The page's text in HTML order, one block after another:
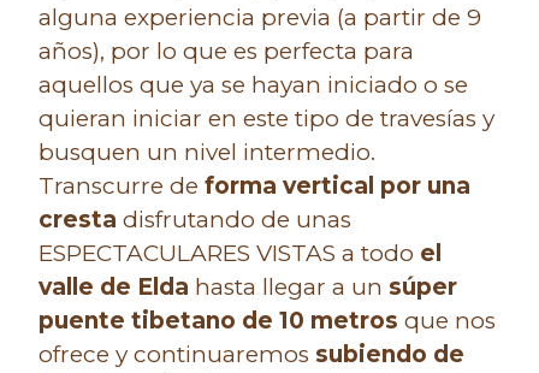
alguna experiencia previa (a partir de 9
años), por lo que es perfecta para
aquellos que ya se hayan iniciado o se
quieran iniciar en este tipo de travesías y
busquen un nivel intermedio.
Transcurre deforma vertical por una
cresta disfrutando de unas
ESPECTACULARES VISTAS a todo el
valle de Elda hasta llegar a un súper
puente tibetano de 10 metros que nos
ofrece y continuaremos subiendo de